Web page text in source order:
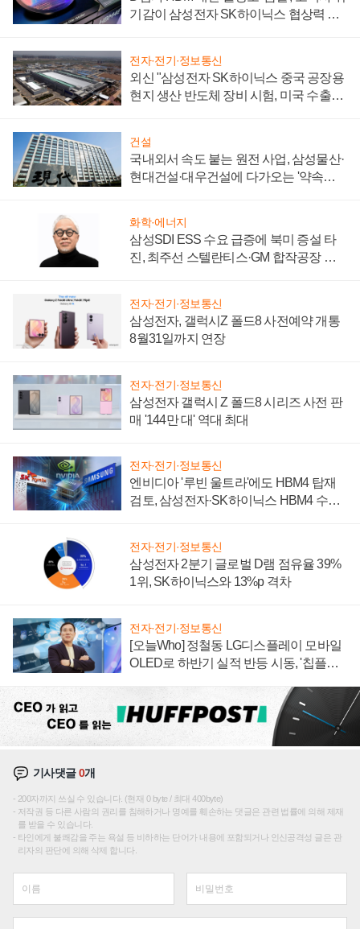
기감이 삼성전자 SK하이닉스 협상력 더
전자·전기·정보통신
외신 "삼성전자 SK하이닉스 중국 공장용
현지 생산 반도체 장비 시험, 미국 수출통
건설
국내외서 속도 붙는 원전 사업, 삼성물산·
현대건설·대우건설에 다가오는 '약속의
화학·에너지
삼성SDI ESS 수요 급증에 북미 증설 타
진, 최주선 스텔란티스·GM 합작공장 건
전자·전기·정보통신
삼성전자, 갤럭시Z 폴드8 사전예약 개통
8월31일까지 연장
전자·전기·정보통신
삼성전자 갤럭시 Z 폴드8 시리즈 사전 판
매 '144만 대' 역대 최대
전자·전기·정보통신
엔비디아 '루빈 울트라'에도 HBM4 탑재
검토, 삼성전자·SK하이닉스 HBM4 수율
전자·전기·정보통신
삼성전자 2분기 글로벌 D램 점유율 39%
1위, SK하이닉스와 13%p 격차
전자·전기·정보통신
[오늘Who] 정철동 LG디스플레이 모바일
OLED로 하반기 실적 반등 시동, '칩플레
기사댓글0개
200자까지 쓰실 수 있습니다. (현재 0 byte / 최대 400byte)
저작권 등 다른 사람의 권리를 침해하거나 명예를 훼손하는 댓글은 관련 법률에 의해 제재
를 받을 수 있습니다.
타인에게 불쾌감을 주는 욕설 등 비하하는 단어가 내용에 포함되거나 인신공격성 글은 관
리자의 판단에 의해 삭제 합니다.